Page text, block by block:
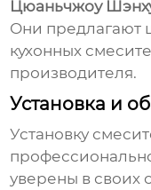
Цюаньчжоу
Они предлагают
кухонных
производителя.
Установка и
Установку
уверены в своих